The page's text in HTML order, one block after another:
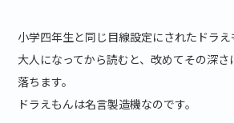
小学四年生と同じ目線設定にされたドラえ
大人になってから読むと、改めてその深
落ちます。
ドラえもんは名言製造機なのです。